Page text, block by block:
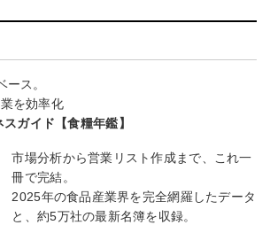
ス。
を効率化
ガイド【食糧年鑑】
市場分析から営業リスト作成まで、これ一
冊で完結。
2025年の食品産業界を完全網羅したデータ
と、約5万社の最新名簿を収録。